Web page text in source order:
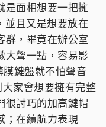
是面相想要一把擁
並且又是想要放在
群，畢竟在辦公室
大聲一點，容易影
鍵盤就不怕聲音
大家會想要擁有完整
很討巧的加高鍵帽
；在續航力表現